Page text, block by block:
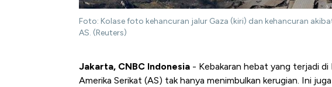
Foto: Kolase foto kehancuran jalur Gaza (kiri) dan kehancuran
AS. (Reuters)
Jakarta, CNBC Indonesia - Kebakaran hebat yang terjadi
Amerika Serikat (AS) tak hanya menimbulkan kerugian. Ini